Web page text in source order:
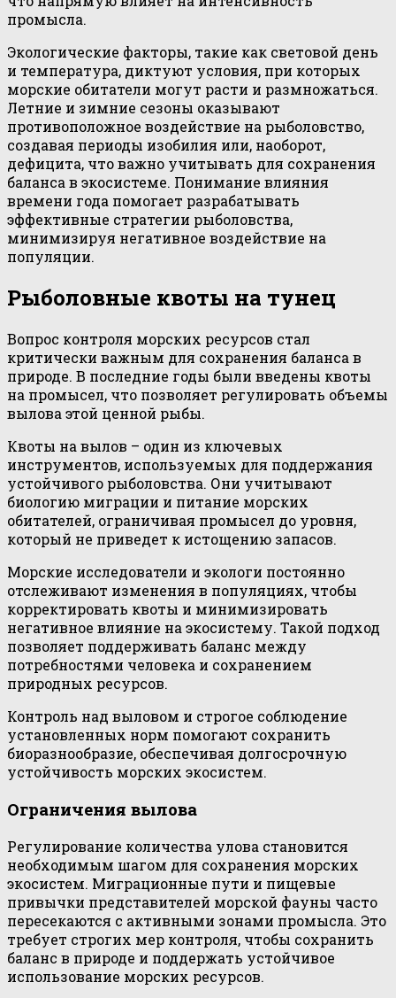
промысла.
Экологические факторы, такие как световой день
и температура, диктуют условия, при которых
морские обитатели могут расти и размножаться.
Летние и зимние сезоны оказывают
противоположное воздействие на рыболовство,
создавая периоды изобилия или, наоборот,
дефицита, что важно учитывать для сохранения
баланса в экосистеме. Понимание влияния
времени года помогает разрабатывать
эффективные стратегии рыболовства,
минимизируя негативное воздействие на
популяции.
Рыболовные квоты на тунец
Вопрос контроля морских ресурсов стал
критически важным для сохранения баланса в
природе. В последние годы были введены квоты
на промысел, что позволяет регулировать объемы
вылова этой ценной рыбы.
Квоты на вылов – один из ключевых
инструментов, используемых для поддержания
устойчивого рыболовства. Они учитывают
биологию миграции и питание морских
обитателей, ограничивая промысел до уровня,
который не приведет к истощению запасов.
Морские исследователи и экологи постоянно
отслеживают изменения в популяциях, чтобы
корректировать квоты и минимизировать
негативное влияние на экосистему. Такой подход
позволяет поддерживать баланс между
потребностями человека и сохранением
природных ресурсов.
Контроль над выловом и строгое соблюдение
установленных норм помогают сохранить
биоразнообразие, обеспечивая долгосрочную
устойчивость морских экосистем.
Ограничения вылова
Регулирование количества улова становится
необходимым шагом для сохранения морских
экосистем. Миграционные пути и пищевые
привычки представителей морской фауны часто
пересекаются с активными зонами промысла. Это
требует строгих мер контроля, чтобы сохранить
баланс в природе и поддержать устойчивое
использование морских ресурсов.